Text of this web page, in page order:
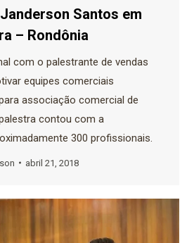
Santos em
– Rondônia
com o palestrante de vendas
equipes comerciais
associação comercial de
contou com a
300 profissionais.
abril 21, 2018